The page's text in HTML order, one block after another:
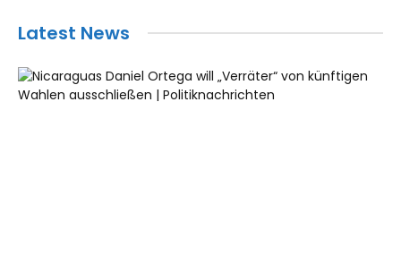
Latest News